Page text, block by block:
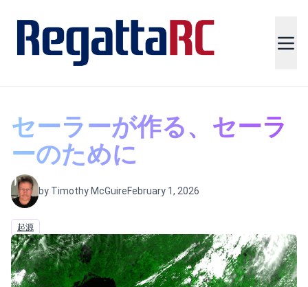
セーラーが作る、セーラ
ーのために
by Timothy McGuireFebruary 1, 2026
起源